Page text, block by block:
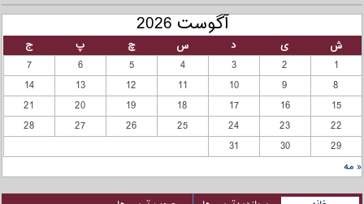
آگوست 2026
ش ی د س چ پ
ج
1
2
3
4
5
6
7
8
9
10
11
12
13
14
15
16
17
18
19
20
21
22
23
24
25
26
27
28
29
30
31
« مه